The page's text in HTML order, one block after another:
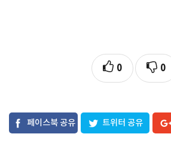
0 0
페이스북 공유 트위터 공유